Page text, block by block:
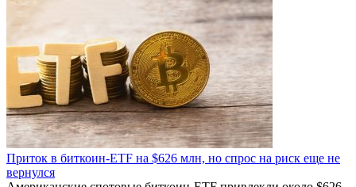
Приток в биткоин-ETF на $626 млн, но спрос на риск еще не
вернулся